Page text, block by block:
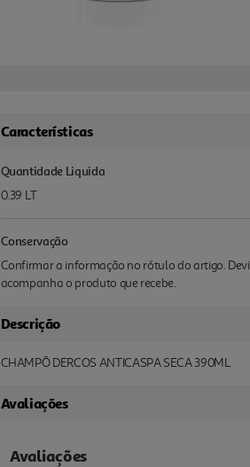
Características
Quantidade Liquida
0.39 LT
Conservação
Confirmar a informação no rótulo do artigo.
acompanha o produto que recebe.
Descrição
CHAMPÔ DERCOS ANTICASPA SECA 390ML
Avaliações